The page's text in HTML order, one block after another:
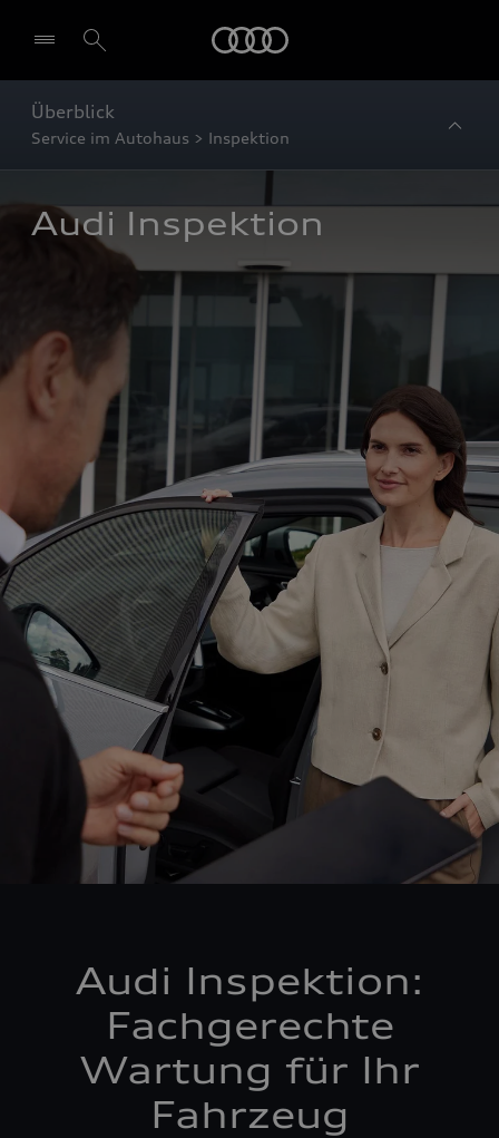
Überblick
Service im Autohaus > Inspektion
Audi Inspektion
Audi Inspektion:
Fachgerechte
Wartung für Ihr
Fahrzeug